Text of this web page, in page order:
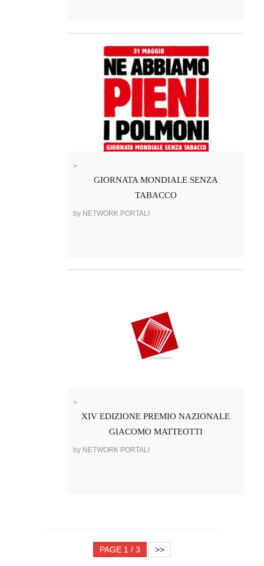
>
GIORNATA MONDIALE SENZA
TABACCO
by NETWORK PORTALI
>
XIV EDIZIONE PREMIO NAZIONALE
GIACOMO MATTEOTTI
by NETWORK PORTALI
PAGE 1 / 3 >>